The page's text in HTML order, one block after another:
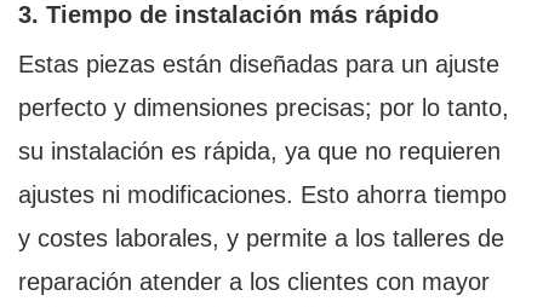
3. Tiempo de instalación más rápido
Estas piezas están diseñadas para un ajuste
perfecto y dimensiones precisas; por lo tanto,
su instalación es rápida, ya que no requieren
ajustes ni modificaciones. Esto ahorra tiempo
y costes laborales, y permite a los talleres de
reparación atender a los clientes con mayor